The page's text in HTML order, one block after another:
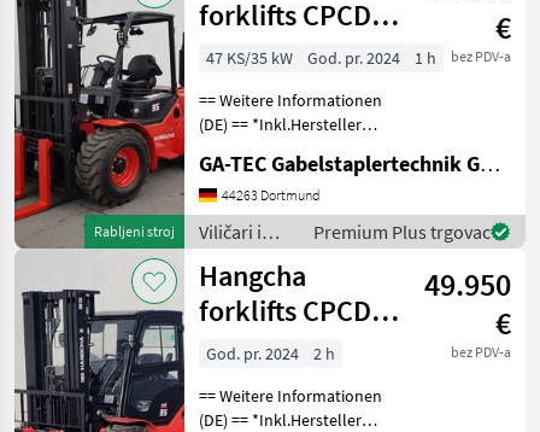
Rabljeni stroj
forklifts CPCD35
Allrad
€
bez PDV-a
47 KS/35 kW God. pr. 2024
1 h
== Weitere Informationen
(DE) == *Inkl.Hersteller
1000 Betriebsstunden.
Ausstattung : ------------- -
Schutzdach - 3. Ventil - 4.
Ventil
GA-TEC Gabelstaplertechnik GmbH
44263 Dortmund
Viličari i
skladišna
tehnika /
Hangcha
forklifts
Premium Plus trgovac
Hangcha
forklifts CPCD35
Allrad
49.950
€
bez PDV-a
God. pr. 2024
2 h
== Weitere Informationen
(DE) == *Inkl.Hersteller